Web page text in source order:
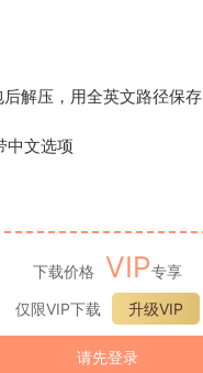
后解压，用全英文路径保存
中文选项
下载价格 VIP专享
仅限VIP下载
升级VIP
请先登录